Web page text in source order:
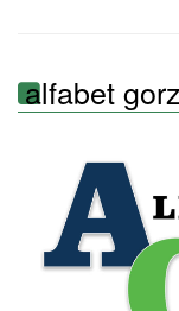
alfabet